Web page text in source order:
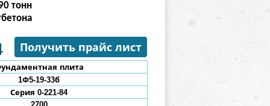
тонн
Получить прайс лист
плита
1Ф5-19-33б
Серия 0-221-84